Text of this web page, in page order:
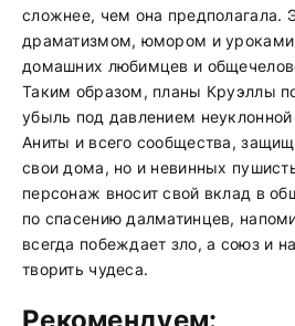
сложнее, чем она предполагала.
драматизмом, юмором и
домашних любимцев и
Таким образом, планы Круэллы
убыль под давлением
Аниты и всего сообщества,
свои дома, но и невинных
персонаж вносит свой вклад в
по спасению далматинцев,
всегда побеждает зло, а союз и
творить чудеса.